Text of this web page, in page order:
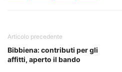
Articolo precedente
Bibbiena: contributi per gli
affitti, aperto il bando